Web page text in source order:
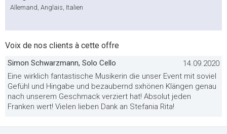
Allemand, Anglais, Italien
Voix de nos clients à cette offre
Simon Schwarzmann, Solo Cello
14.09.2020
Eine wirklich fantastische Musikerin die unser Event mit soviel
Gefühl und Hingabe und bezaubernd sxhönen Klängen genau
nach unserem Geschmack verziert hat! Absolut jeden
Franken wert! Vielen lieben Dank an Stefania Rita!